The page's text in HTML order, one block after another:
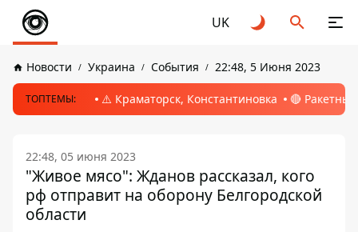
UK
Новости Украина События 22:48, 5 Июня 2023
ТОПТЕМЫ: ⚠️ Краматорск, Константиновка 🔴
22:48, 05 июня 2023
"Живое мясо": Жданов рассказал, кого
рф отправит на оборону Белгородской
области